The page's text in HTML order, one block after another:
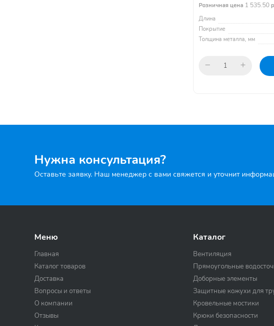
Розничная цена 1 535.50
Длина
Покрытие
Толщина металла, мм
Нужна консультация?
Оставьте заявку. Наш менеджер с вами свяжется и уточнит
Меню
Главная
Каталог товаров
Доставка
Вопросы и ответы
О компании
Отзывы
Каталог
Вентиляция
Прямоугольные
Доборные элементы
Защитные кожухи для
Кровельные мостики
Крюки безопасности